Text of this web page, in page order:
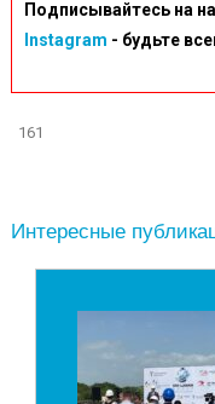
Подписывайтесь на
Instagram - будьте
161
Интересные